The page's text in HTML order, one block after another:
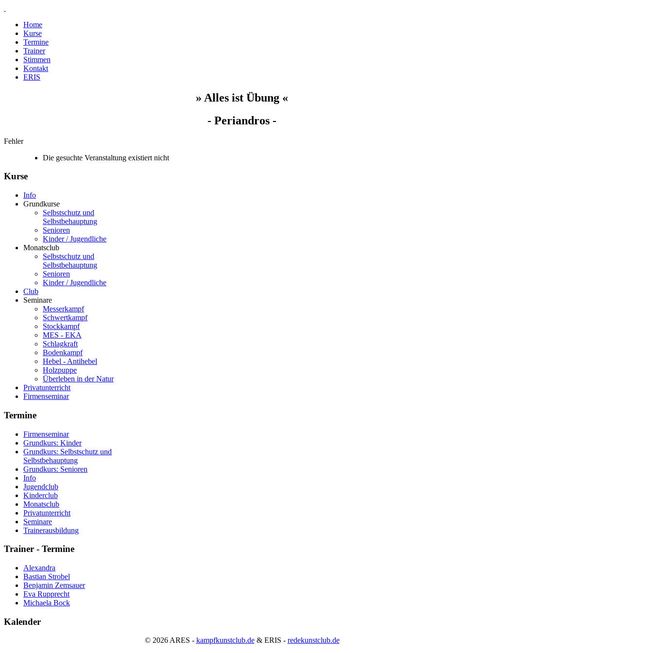
Home
Kurse
Termine
Trainer
Stimmen
Kontakt
ERIS
» Alles ist Übung «
- Periandros -
Fehler
Die gesuchte Veranstaltung existiert nicht
Kurse
Info
Grundkurse
Selbstschutz und
Selbstbehauptung
Senioren
Kinder / Jugendliche
Monatsclub
Selbstschutz und
Selbstbehauptung
Senioren
Kinder / Jugendliche
Club
Seminare
Messerkampf
Schwertkampf
Stockkampf
MES - EKA
Schlagkraft
Bodenkampf
Hebel - Antihebel
Holzpuppe
Überleben in der Natur
Privatunterricht
Firmenseminar
Termine
Firmenseminar
Grundkurs: Kinder
Grundkurs: Selbstschutz und
Selbstbehauptung
Grundkurs: Senioren
Info
Jugendclub
Kinderclub
Monatsclub
Privatunterricht
Seminare
Trainerausbildung
Trainer - Termine
Alexandra
Bastian Strobel
Benjamin Zemsauer
Eva Rupprecht
Michaela Bock
Kalender
© 2026 ARES - kampfkunstclub.de& ERIS - redekunstclub.de